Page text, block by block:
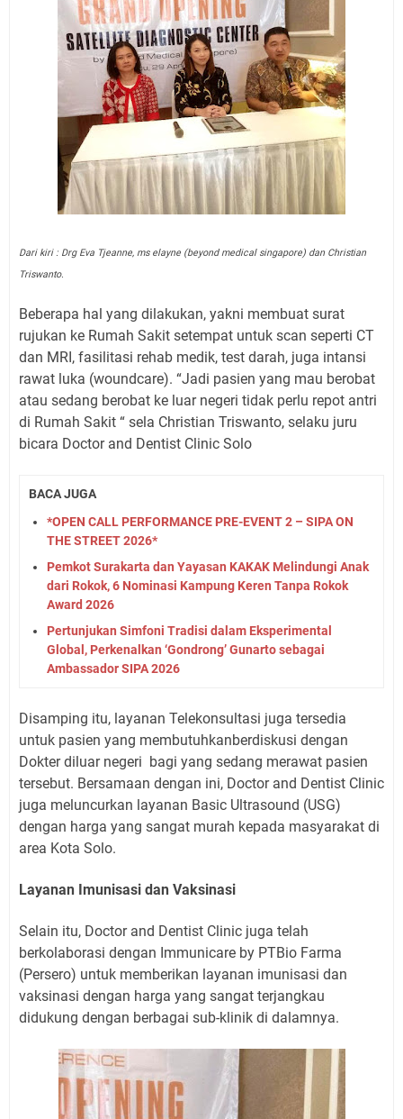
Dari kiri : Drg Eva Tjeanne, ms elayne (beyond medical singapore) dan Christian
Triswanto.
Beberapa hal yang dilakukan, yakni membuat surat
rujukan ke Rumah Sakit setempat untuk scan seperti CT
dan MRI, fasilitasi rehab medik, test darah, juga intansi
rawat luka (woundcare). “Jadi pasien yang mau berobat
atau sedang berobat ke luar negeri tidak perlu repot antri
di Rumah Sakit “ sela Christian Triswanto, selaku juru
bicara Doctor and Dentist Clinic Solo
BACA JUGA
*OPEN CALL PERFORMANCE PRE-EVENT 2 – SIPA ON
THE STREET 2026*
Pemkot Surakarta dan Yayasan KAKAK Melindungi Anak
dari Rokok, 6 Nominasi Kampung Keren Tanpa Rokok
Award 2026
Pertunjukan Simfoni Tradisi dalam Eksperimental
Global, Perkenalkan ‘Gondrong’ Gunarto sebagai
Ambassador SIPA 2026
Disamping itu, layanan Telekonsultasi juga tersedia
untuk pasien yang membutuhkanberdiskusi dengan
Dokter diluar negeri bagi yang sedang merawat pasien
tersebut. Bersamaan dengan ini, Doctor and Dentist Clinic
juga meluncurkan layanan Basic Ultrasound (USG)
dengan harga yang sangat murah kepada masyarakat di
area Kota Solo.
Layanan Imunisasi dan Vaksinasi
Selain itu, Doctor and Dentist Clinic juga telah
berkolaborasi dengan Immunicare by PTBio Farma
(Persero) untuk memberikan layanan imunisasi dan
vaksinasi dengan harga yang sangat terjangkau
didukung dengan berbagai sub-klinik di dalamnya.